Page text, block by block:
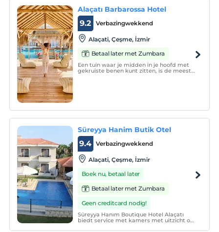
volgende zomervakantie.
Alaçatı Barbarossa Hotel
Verbazingwekkend
9.2
Alaçati, Çeşme, İzmir
Betaal later met Zumbara
Een tuin waar je midden in je hoofd met
gekruiste benen kunt zitten, is de meest
Süreyya Hanim Butik Otel
Verbazingwekkend
9.4
Alaçati, Çeşme, İzmir
Boek nu, betaal later
Betaal later met Zumbara
Geen creditcard nodig!
Süreyya Hanım Boutique Hotel Alaçatı
biedt service met kamers met uitzicht op